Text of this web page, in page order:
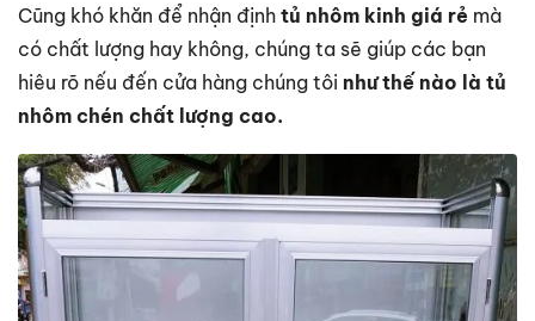
Cũng khó khăn để nhận định tủ nhôm kinh giá rẻ mà
có chất lượng hay không, chúng ta sẽ giúp các bạn
hiêu rõ nếu đến cửa hàng chúng tôi như thế nào là tủ
nhôm chén chất lượng cao.